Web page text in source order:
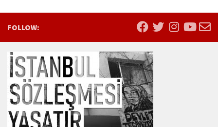
FOLLOW: